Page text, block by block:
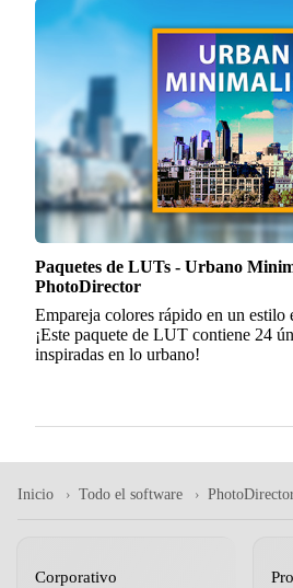
Paquetes de LUTs - Urbano
PhotoDirector
Empareja colores rápido en un
¡Este paquete de LUT contiene 24
inspiradas en lo urbano!
Inicio Todo el software
Corporativo